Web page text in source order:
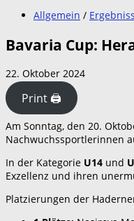
Allgemein /
Bavaria Cup:
22. Oktober 2024
Print 🖨
Am Sonntag, den 20.
Nachwuchssportlerinnen
In der Kategorie U14 und
Exzellenz und ihren
Platzierungen der